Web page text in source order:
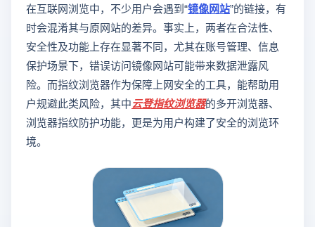
在互联网浏览中，不少用户会遇到“镜像网站”的链接，有
时会混淆其与原网站的差异。事实上，两者在合法性、
安全性及功能上存在显著不同，尤其在账号管理、信息
保护场景下，错误访问镜像网站可能带来数据泄露风
险。而指纹浏览器作为保障上网安全的工具，能帮助用
户规避此类风险，其中云登指纹浏览器的多开浏览器、
浏览器指纹防护功能，更是为用户构建了安全的浏览环
境。